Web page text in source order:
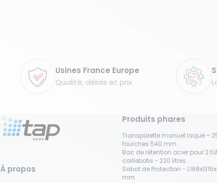
Usines France Europe
Qualité, délais et prix
À propos
Produits phares
Transpalette manuel laqué –
fourches 540 mm
Bac de rétention acier pour 2
caillebotis - 220 litres
Sabot de Protection -
mm